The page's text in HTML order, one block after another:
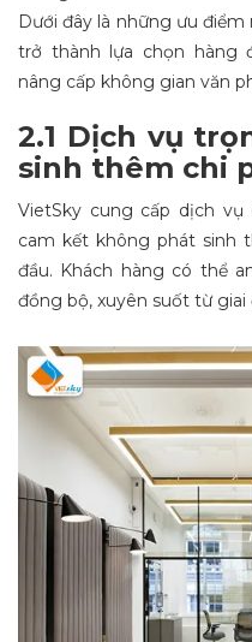
Dưới đây là những ưu
trở thành lựa chọn hàng
nâng cấp không gian văn
2.1 Dịch vụ
sinh thêm chi
VietSky cung cấp dịch
cam kết không phát sinh
đầu. Khách hàng có thể
đồng bộ, xuyên suốt từ